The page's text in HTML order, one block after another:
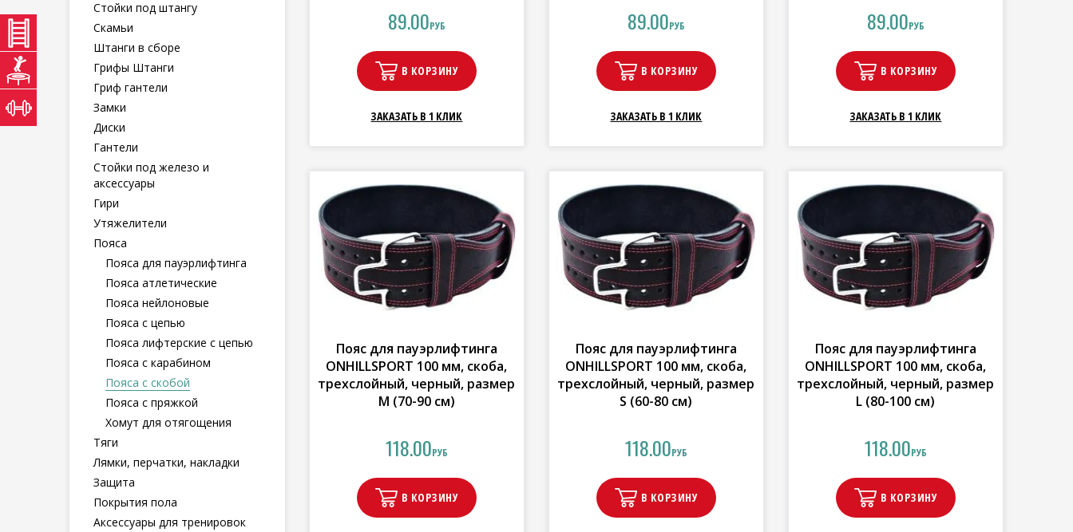
Стойки под штангу
Скамьи
Штанги в сборе
Грифы Штанги
Гриф гантели
Замки
Диски
Гантели
Стойки под железо и
аксессуары
Гири
Утяжелители
Пояса
Пояса для пауэрлифтинга
Пояса атлетические
Пояса нейлоновые
Пояса с цепью
Пояса лифтерские с цепью
Пояса с карабином
Пояса с скобой
Пояса с пряжкой
Хомут для отягощения
Тяги
Лямки, перчатки, накладки
Защита
Покрытия пола
Аксессуары для тренировок
89.00РУБ
В КОРЗИНУ
ЗАКАЗАТЬ В 1 КЛИК
89.00РУБ
В КОРЗИНУ
ЗАКАЗАТЬ В 1 КЛИК
89.00РУБ
В КОРЗИНУ
ЗАКАЗАТЬ В 1 КЛИК
Пояс для пауэрлифтинга
ONHILLSPORT 100 мм, скоба,
трехслойный, черный, размер
M (70-90 см)
118.00РУБ
В КОРЗИНУ
Пояс для пауэрлифтинга
ONHILLSPORT 100 мм, скоба,
трехслойный, черный, размер
S (60-80 см)
118.00РУБ
В КОРЗИНУ
Пояс для пауэрлифтинга
ONHILLSPORT 100 мм, скоба,
трехслойный, черный, размер
L (80-100 см)
118.00РУБ
В КОРЗИНУ
ШВЕДСКАЯ-СТЕНКА.БЕЛ
БАТУТОВО.БЕЛ
магазин батутов
ЖЕЛЕЗО.БЕЛ
магазин тяжелой атлетики